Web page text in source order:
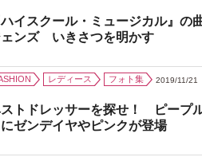
ハイスクール・ミュージカル』
ェンズ いきさつを明かす
レディース フォト集 2019/11/21
トドレッサーを探せ！ ピープ
にゼンデイヤやピンクが登場